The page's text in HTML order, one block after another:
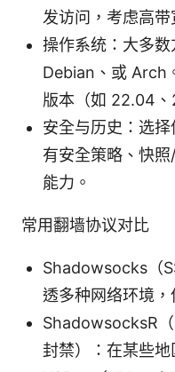
发访问，考虑高带
操作系统：大多数
Debian、或 Arch
版本（如 22.04、
安全与历史：选
有安全策略、快
能力。
常用翻墙协议对比
Shadowsocks（
透多种网络环境，
ShadowsocksR
封禁）：在某些地